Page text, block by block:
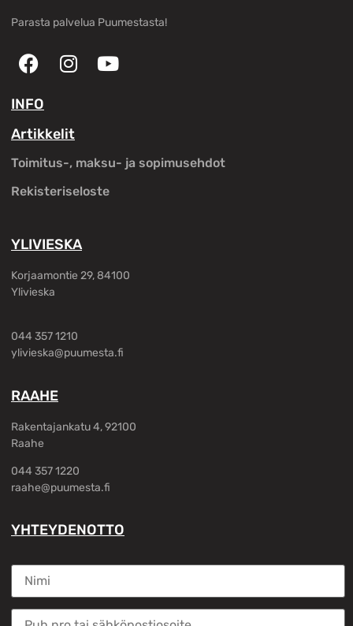
Parasta palvelua Puumestasta!
INFO
Artikkelit
Toimitus-, maksu- ja sopimusehdot
Rekisteriseloste
YLIVIESKA
Korjaamontie 29, 84100
Ylivieska
044 357 1210
ylivieska@puumesta.fi
RAAHE
Rakentajankatu 4, 92100
Raahe
044 357 1220
raahe@puumesta.fi
YHTEYDENOTTO